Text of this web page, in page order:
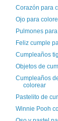
Corazón para
Ojo para
Pulmones
Feliz cumple
Cumpleaños
Objetos de
Cumpleaños
colorear
Pastelito de
Winnie Pooh